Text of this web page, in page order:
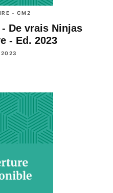
- CM2
De vrais Ninjas
- Ed. 2023